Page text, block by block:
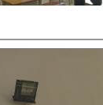
光管